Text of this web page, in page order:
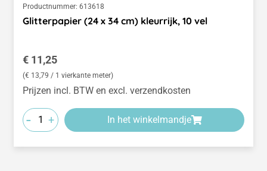
Productnummer: 613618
Glitterpapier (24 x 34 cm) kleurrijk, 10 vel
Normale prijs:
€ 11,25
(€ 13,79 / 1 vierkante meter)
Prijzen incl. BTW en excl. verzendkosten
- + In het winkelmandje